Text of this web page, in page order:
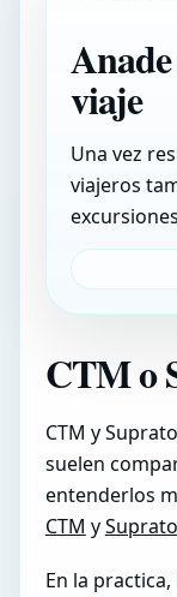
viaje
Una vez
viajeros
CTM o
CTM y
suelen
entenderlos
CTM y
En la